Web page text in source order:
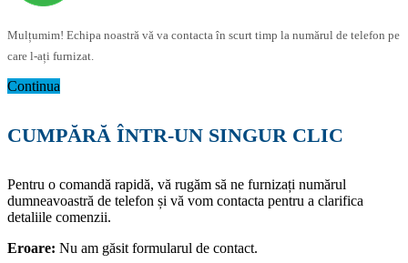
Mulțumim! Echipa noastră vă va contacta în scurt timp la numărul de telefon pe
care l-ați furnizat.
Continua
CUMPĂRĂ ÎNTR-UN SINGUR CLIC
Pentru o comandă rapidă, vă rugăm să ne furnizați numărul
dumneavoastră de telefon și vă vom contacta pentru a clarifica
detaliile comenzii.
Eroare: Nu am găsit formularul de contact.